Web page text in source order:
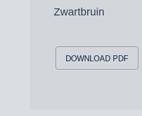
Zwartbruin
DOWNLOAD PDF